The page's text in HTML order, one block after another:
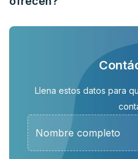
Llena estos datos para